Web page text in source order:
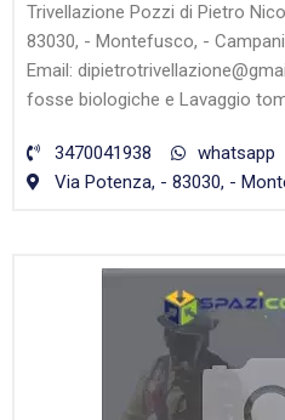
Trivellazione Pozzi di Pietro
83030, - Montefusco, -
Email:
fosse biologiche e Lavaggio
3470041938
whatsapp
Via Potenza, - 83030, -